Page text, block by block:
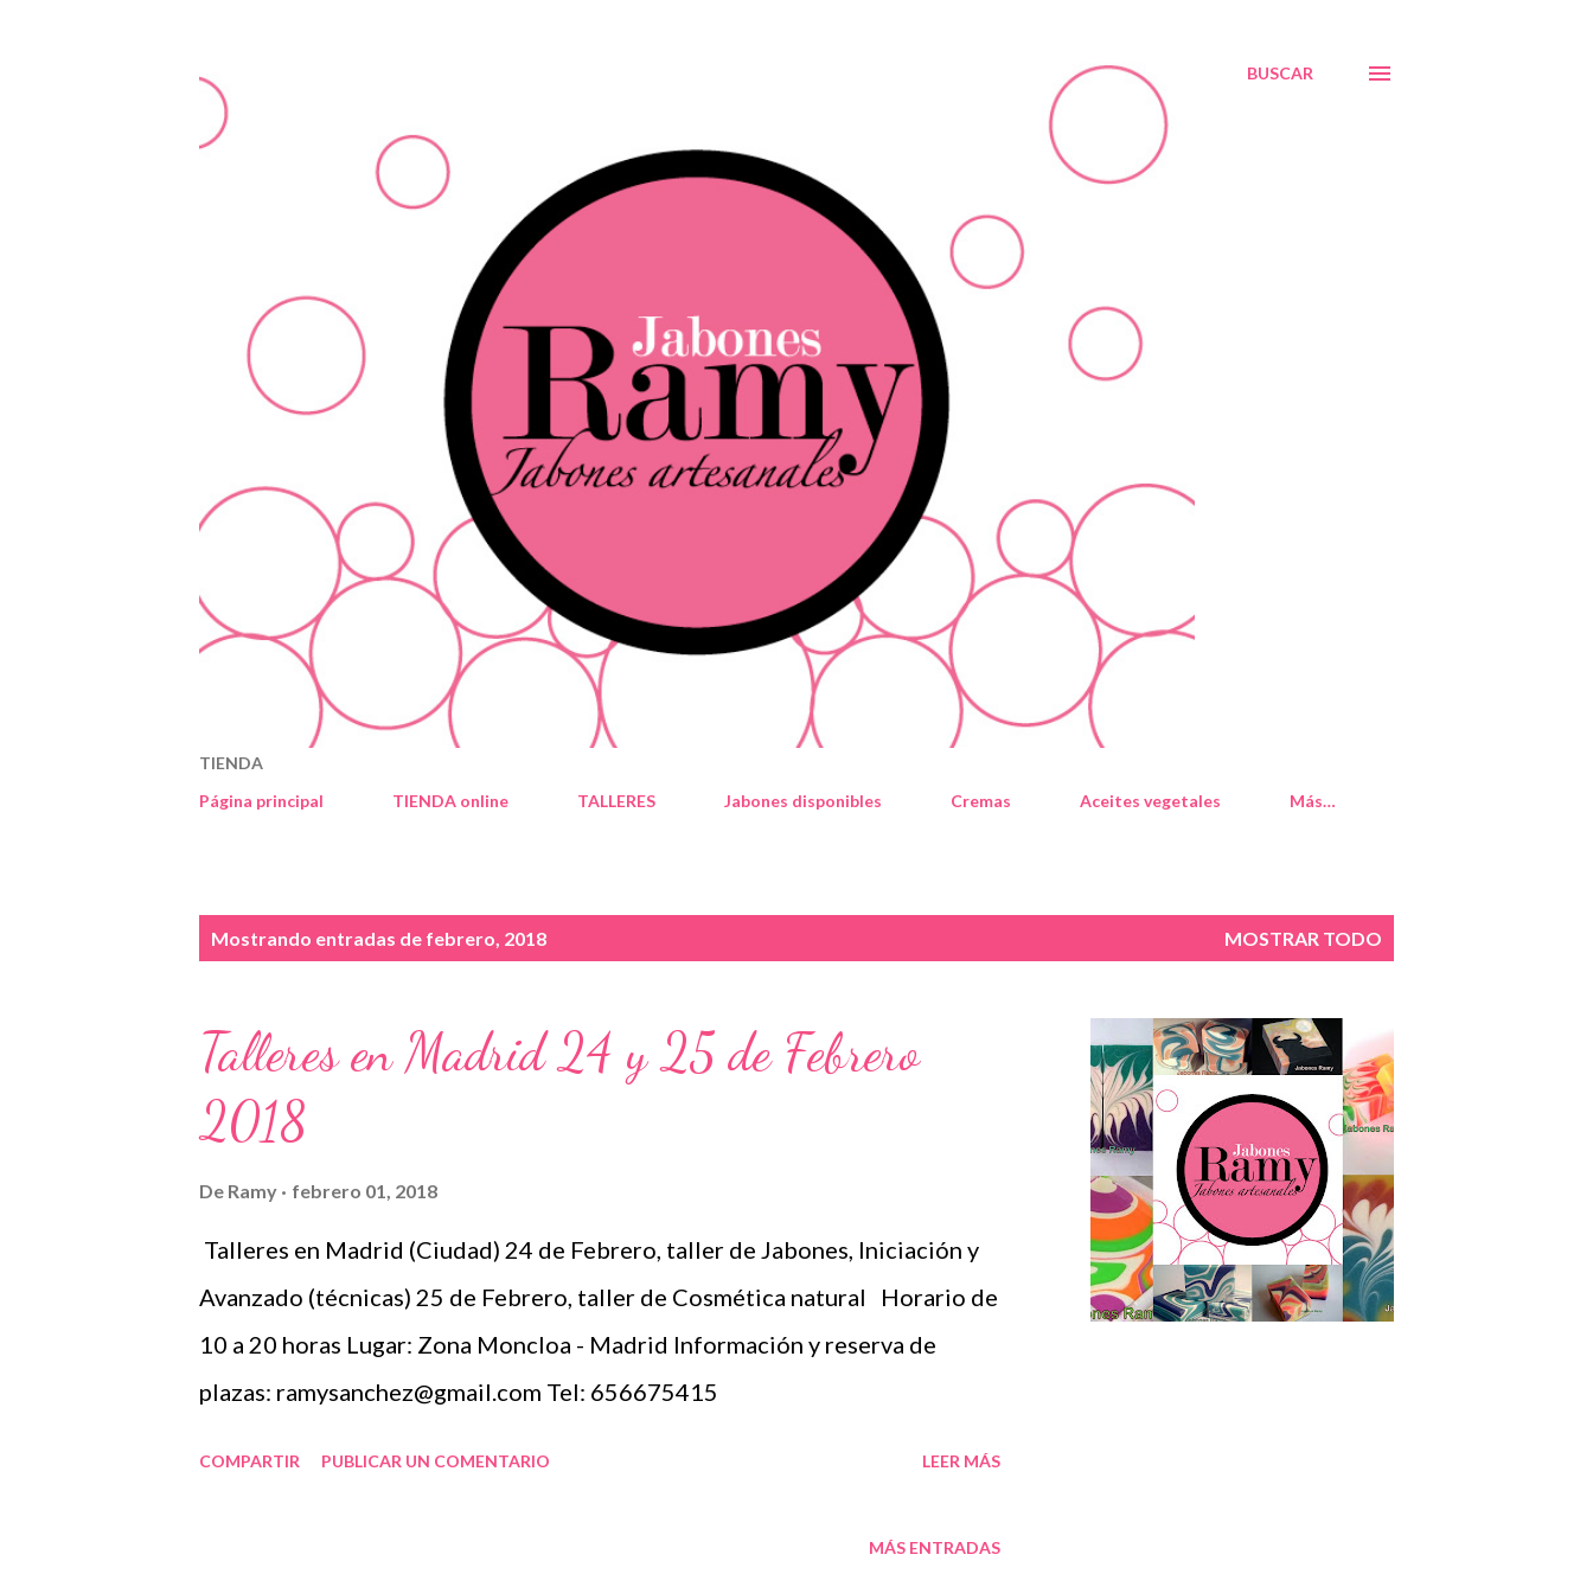
BUSCAR
TIENDA
Página principal
TIENDA online TALLERES Jabones disponibles Cremas Aceites vegetales Más…
Mostrando entradas de febrero, 2018 MOSTRAR TODO
Talleres en Madrid 24 y 25 de Febrero
2018
De Ramy febrero 01, 2018
Talleres en Madrid (Ciudad) 24 de Febrero, taller de Jabones, Iniciación y
Avanzado (técnicas) 25 de Febrero, taller de Cosmética natural Horario de
10 a 20 horas Lugar: Zona Moncloa - Madrid Información y reserva de
plazas: ramysanchez@gmail.com Tel: 656675415
COMPARTIR PUBLICAR UN COMENTARIO LEER MÁS
MÁS ENTRADAS